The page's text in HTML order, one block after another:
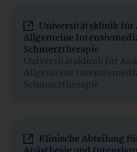
Universitätsklinik für
Allgemeine
Schmerztherapie
Universitätsklinik für
Allgemeine
Schmerztherapie
Klinische Abteilung